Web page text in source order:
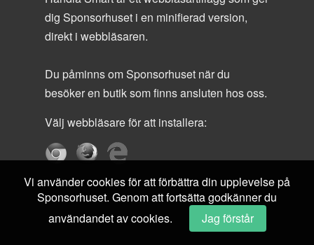
dig Sponsorhuset i en minifierad version,
direkt i webbläsaren.
Du påminns om Sponsorhuset när du
besöker en butik som finns ansluten hos oss.
Välj webbläsare för att installera:
Vi använder cookies för att förbättra din upplevelse på
Sponsorhuset. Genom att fortsätta godkänner du
användandet av cookies.
Jag förstår